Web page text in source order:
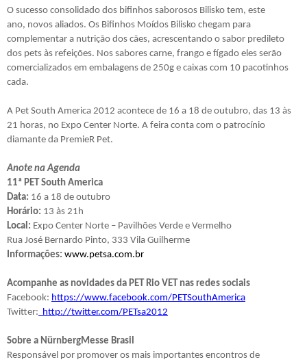
O sucesso consolidado dos bifinhos saborosos Bilisko tem, este
ano, novos aliados. Os Bifinhos Moídos Bilisko chegam para
complementar a nutrição dos cães, acrescentando o sabor predileto
dos pets às refeições. Nos sabores carne, frango e fígado eles serão
comercializados em embalagens de 250g e caixas com 10 pacotinhos
cada.
A Pet South America 2012 acontece de 16 a 18 de outubro, das 13 às
21 horas, no Expo Center Norte. A feira conta com o patrocínio
diamante da PremieR Pet.
Anote na Agenda
11ª PET South America
Data: 16 a 18 de outubro
Horário: 13 às 21h
Local: Expo Center Norte – Pavilhões Verde e Vermelho
Rua José Bernardo Pinto, 333 Vila Guilherme
Informações: www.petsa.com.br
Acompanhe as novidades da PET Rio VET nas redes sociais
Facebook: https://www.facebook.com/PETSouthAmerica
Twitter: http://twitter.com/PETsa2012
Sobre a NürnbergMesse Brasil
Responsável por promover os mais importantes encontros de